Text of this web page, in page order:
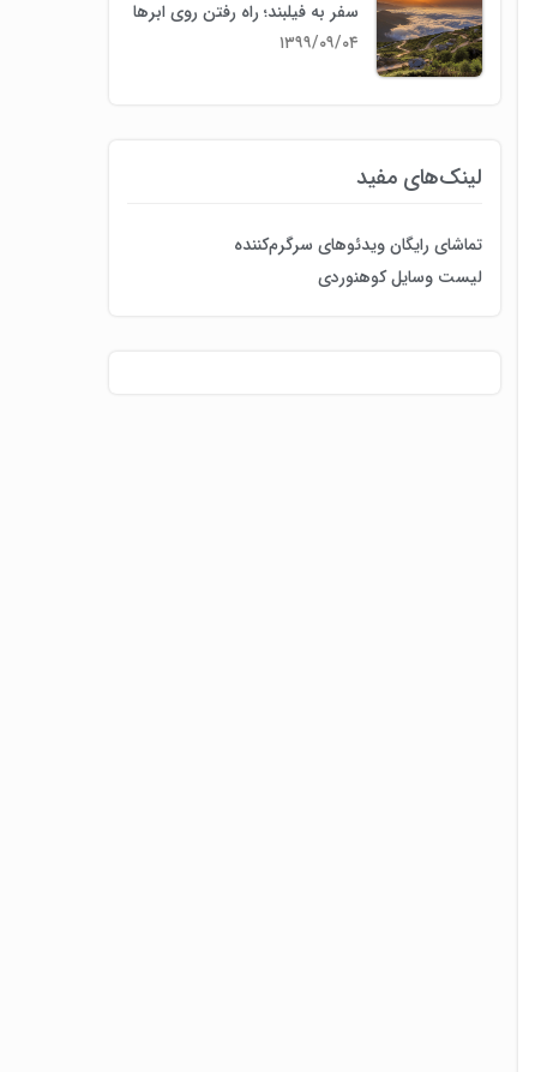
سفر به فیلبند؛ راه رفتن روی ابرها
۱۳۹۹/۰۹/۰۴
لینک‌های مفید
تماشای رایگان ویدئوهای سرگرم‌کننده
لیست وسایل کوهنوردی